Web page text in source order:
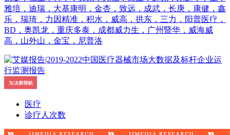
雅培，迪瑞，大基康明，金杏，致远，成武，长庚，康健，鑫
乐，瑞琦，力因精准，积水，威高，拱东，三力，阳普医疗，
BD，奥凯龙，重庆多泰，成都威力生，广州暨华，威海威
高，山外山，金宝，尼普洛
医疗
诊疗人次数